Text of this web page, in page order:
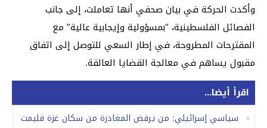
وأكدت الحركة في بيان صحفي أنها تعاملت، إلى جانب
الفصائل الفلسطينية، “بمسؤولية وإيجابية عالية” مع
المقترحات المطروحة، في إطار السعي للتوصل إلى اتفاق
مقبول يساهم في معالجة القضايا العالقة.
اقرأ أيضا...
سياسي إسرائيلي: من يرفض المغادرة من سكان غزة فليمت